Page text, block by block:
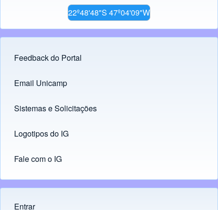
22º48'48"S 47º04'09"W
Footer menu
Feedback do Portal
Links
Email Unicamp
(opens in new tab)
Sistemas e Solicitações
(opens in new tab)
Logotipos do IG
(opens in new tab)
Fale com o IG
Entrar